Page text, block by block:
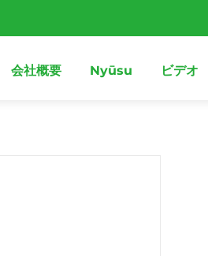
会社概要 Nyūsu ビデオ